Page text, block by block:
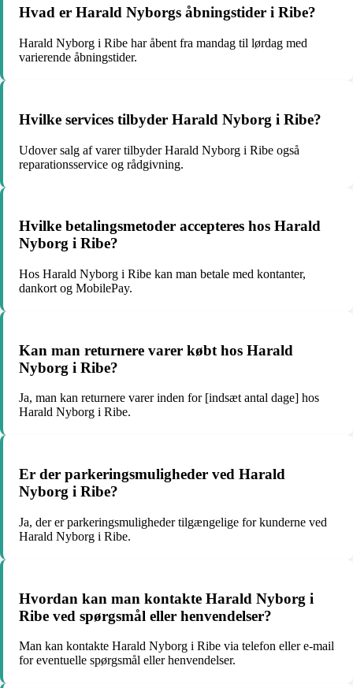
Hvad er Harald Nyborgs åbningstider i Ribe?
Harald Nyborg i Ribe har åbent fra mandag til lørdag med
varierende åbningstider.
Hvilke services tilbyder Harald Nyborg i Ribe?
Udover salg af varer tilbyder Harald Nyborg i Ribe også
reparationsservice og rådgivning.
Hvilke betalingsmetoder accepteres hos Harald
Nyborg i Ribe?
Hos Harald Nyborg i Ribe kan man betale med kontanter,
dankort og MobilePay.
Kan man returnere varer købt hos Harald
Nyborg i Ribe?
Ja, man kan returnere varer inden for [indsæt antal dage] hos
Harald Nyborg i Ribe.
Er der parkeringsmuligheder ved Harald
Nyborg i Ribe?
Ja, der er parkeringsmuligheder tilgængelige for kunderne ved
Harald Nyborg i Ribe.
Hvordan kan man kontakte Harald Nyborg i
Ribe ved spørgsmål eller henvendelser?
Man kan kontakte Harald Nyborg i Ribe via telefon eller e-mail
for eventuelle spørgsmål eller henvendelser.